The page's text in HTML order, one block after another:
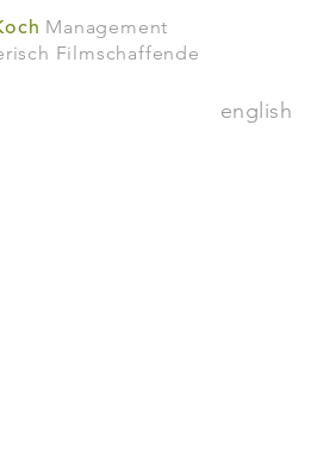
Management
Filmschaffende
english